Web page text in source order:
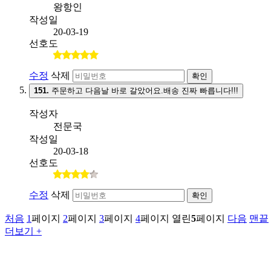
왕항인
작성일
20-03-19
선호도
수정 삭제
확인
151. 주문하고 다음날 바로 갈았어요.배송 진짜 빠릅니다!!!
작성자
전문국
작성일
20-03-18
선호도
수정 삭제 확인
처음 1페이지 2페이지 3페이지 4페이지 열린5페이지 다음 맨끝
더보기 +